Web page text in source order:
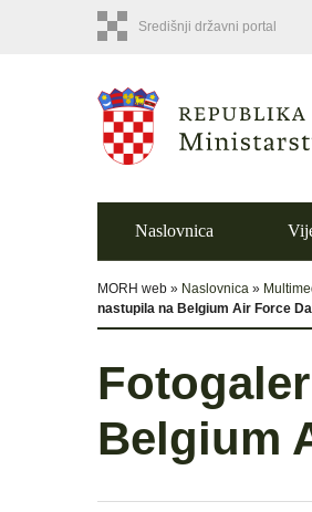
Središnji državni portal
Naslovnica
MORH web » Naslovnica »
nastupila na Belgium Air Force
Belgium